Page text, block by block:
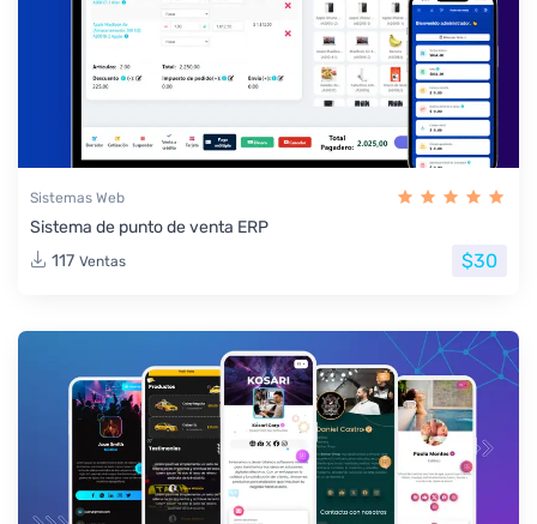
Sistemas Web
Sistema de punto de venta ERP
117 Ventas $30